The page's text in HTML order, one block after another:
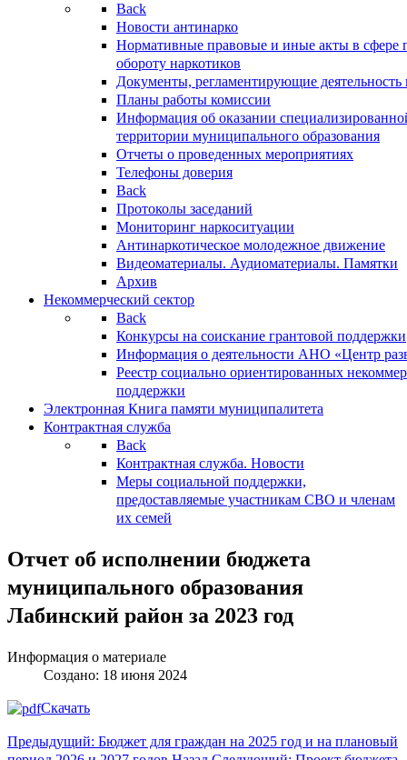
Back
Новости антинарко
Нормативные правовые и иные акты в сфере
обороту наркотиков
Документы, регламентирующие деятельность
Планы работы комиссии
Информация об оказании
территории муниципального образования
Отчеты о проведенных мероприятиях
Телефоны доверия
Back
Протоколы заседаний
Мониторинг наркоситуации
Антинаркотическое молодежное движение
Видеоматериалы. Аудиоматериалы. Памятки
Архив
Некоммерческий сектор
Back
Конкурсы на соискание грантовой поддержки
Информация о деятельности АНО «Центр
Реестр социально ориентированных
поддержки
Электронная Книга памяти муниципалитета
Контрактная служба
Back
Контрактная служба. Новости
Меры социальной поддержки,
предоставляемые участникам СВО и членам
их семей
Отчет об исполнении бюджета
муниципального образования
Лабинский район за 2023 год
Информация о материале
Создано: 18 июня 2024
Скачать
Предыдущий: Бюджет для граждан на 2025 год и на плановый